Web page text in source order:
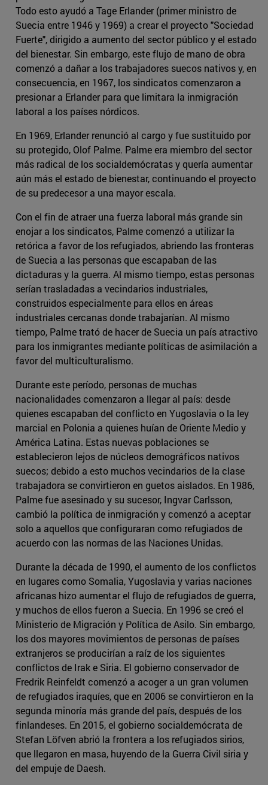
Todo esto ayudó a Tage Erlander (primer ministro de
Suecia entre 1946 y 1969) a crear el proyecto "Sociedad
Fuerte", dirigido a aumento del sector público y el estado
del bienestar. Sin embargo, este flujo de mano de obra
comenzó a dañar a los trabajadores suecos nativos y, en
consecuencia, en 1967, los sindicatos comenzaron a
presionar a Erlander para que limitara la inmigración
laboral a los países nórdicos.
En 1969, Erlander renunció al cargo y fue sustituido por
su protegido, Olof Palme. Palme era miembro del sector
más radical de los socialdemócratas y quería aumentar
aún más el estado de bienestar, continuando el proyecto
de su predecesor a una mayor escala.
Con el fin de atraer una fuerza laboral más grande sin
enojar a los sindicatos, Palme comenzó a utilizar la
retórica a favor de los refugiados, abriendo las fronteras
de Suecia a las personas que escapaban de las
dictaduras y la guerra. Al mismo tiempo, estas personas
serían trasladadas a vecindarios industriales,
construidos especialmente para ellos en áreas
industriales cercanas donde trabajarían. Al mismo
tiempo, Palme trató de hacer de Suecia un país atractivo
para los inmigrantes mediante políticas de asimilación a
favor del multiculturalismo.
Durante este período, personas de muchas
nacionalidades comenzaron a llegar al país: desde
quienes escapaban del conflicto en Yugoslavia o la ley
marcial en Polonia a quienes huían de Oriente Medio y
América Latina. Estas nuevas poblaciones se
establecieron lejos de núcleos demográficos nativos
suecos; debido a esto muchos vecindarios de la clase
trabajadora se convirtieron en guetos aislados. En 1986,
Palme fue asesinado y su sucesor, Ingvar Carlsson,
cambió la política de inmigración y comenzó a aceptar
solo a aquellos que configuraran como refugiados de
acuerdo con las normas de las Naciones Unidas.
Durante la década de 1990, el aumento de los conflictos
en lugares como Somalia, Yugoslavia y varias naciones
africanas hizo aumentar el flujo de refugiados de guerra,
y muchos de ellos fueron a Suecia. En 1996 se creó el
Ministerio de Migración y Política de Asilo. Sin embargo,
los dos mayores movimientos de personas de países
extranjeros se producirían a raíz de los siguientes
conflictos de Irak e Siria. El gobierno conservador de
Fredrik Reinfeldt comenzó a acoger a un gran volumen
de refugiados iraquíes, que en 2006 se convirtieron en la
segunda minoría más grande del país, después de los
finlandeses. En 2015, el gobierno socialdemócrata de
Stefan Löfven abrió la frontera a los refugiados sirios,
que llegaron en masa, huyendo de la Guerra Civil siria y
del empuje de Daesh.